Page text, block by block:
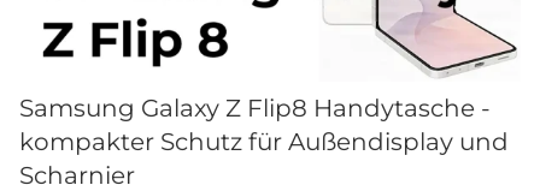
Samsung Galaxy Z Flip8 Handytasche -
kompakter Schutz für Außendisplay und
Scharnier